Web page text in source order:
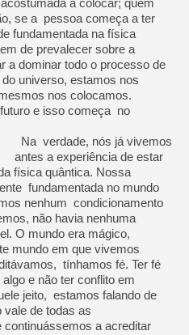
a colocar; quem
se a pessoa começa a ter
fundamentada na física
de prevalecer sobre a
a dominar todo o processo de
universo, estamos nos
nos colocamos.
e isso começa no
Na verdade, nós já vivemos
antes a experiência de estar
física quântica. Nossa
fundamentada no mundo
nenhum condicionamento
não havia nenhuma
O mundo era mágico,
mundo em que vivemos
tínhamos fé. Ter fé
e não ter conflito em
jeito, estamos falando de
vale de todas as
a acreditar